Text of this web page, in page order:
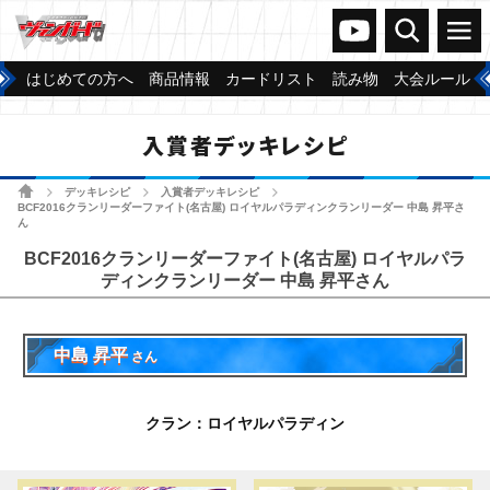
ヴァンガードch
検索 メニュー
はじめての方へ 商品情報 カードリスト 読み物 大会ルール
入賞者デッキレシピ
ホームデッキレシピ 入賞者デッキレシピ
BCF2016クランリーダーファイト(名古屋) ロイヤルパラディンクランリーダー 中島 昇平さ
ん
BCF2016クランリーダーファイト(名古屋) ロイヤルパラ
ディンクランリーダー 中島 昇平さん
中島 昇平さん
クラン：ロイヤルパラディン